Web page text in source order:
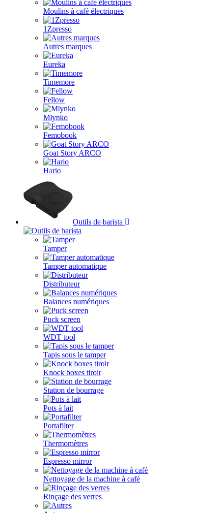
Moulins à café électriques
1Zpresso
Autres marques
Eureka
Timemore
Fellow
Mlynko
Femobook
Goat Story ARCO
Hario
Outils de barista
Tamper
Tamper automatique
Distributeur
Balances numériques
Puck screen
WDT tool
Tapis sous le tamper
Knock boxes tiroir
Station de bourrage
Pots à lait
Portafilter
Thermomètres
Espresso mirror
Nettoyage de la machine à café
Rinçage des verres